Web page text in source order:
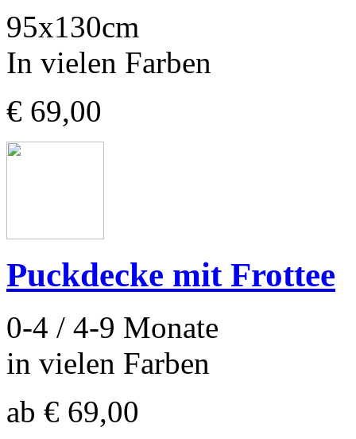
95x130cm
In vielen Farben
€ 69,00
Puckdecke mit Frottee
0-4 / 4-9 Monate
in vielen Farben
ab € 69,00